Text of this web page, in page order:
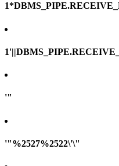
'"
'"%2527%2522\'\"